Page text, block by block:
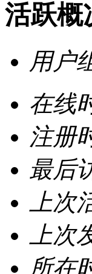
活跃概
用户
在线
注册
最后
上次
上次
所在